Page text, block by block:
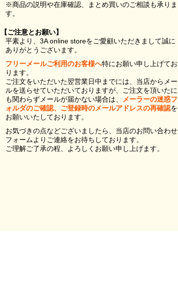
※商品の説明や在庫確認、まとめ買いのご相談も承りま
す。
【ご注意とお願い】
平素より、3A online storeをご愛顧いただきまして誠に
ありがとうございます。
フリーメールご利用のお客様へ特にお願い申し上げてお
ります。
ご注文をいただいた翌営業日中までには、当店からメー
ルを送らせていただいておりますが、ご注文を頂いたに
も関わらずメールが届かない場合は、
メーラーの迷惑フ
ォルダのご確認、ご登録時のメールアドレスの再確認を
お願いいたしております。
お気づきの点などございましたら、当店のお問い合わせ
フォームよりご連絡をお待ちしております。
ご理解ご了承の程、よろしくお願い申し上げます。